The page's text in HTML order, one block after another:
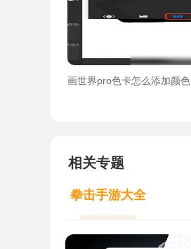
画世界pro色卡怎么添加颜色
相关专题
拳击手游大全